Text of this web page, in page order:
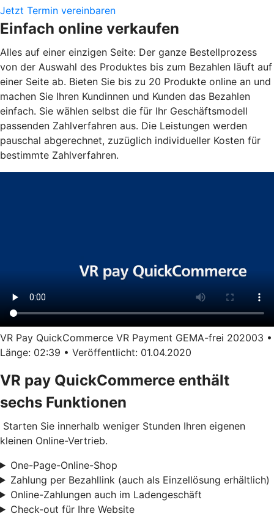
Jetzt Termin vereinbaren
Einfach online verkaufen
Alles auf einer einzigen Seite: Der ganze Bestellprozess
von der Auswahl des Produktes bis zum Bezahlen läuft auf
einer Seite ab. Bieten Sie bis zu 20 Produkte online an und
machen Sie Ihren Kundinnen und Kunden das Bezahlen
einfach. Sie wählen selbst die für Ihr Geschäftsmodell
passenden Zahlverfahren aus. Die Leistungen werden
pauschal abgerechnet, zuzüglich individueller Kosten für
bestimmte Zahlverfahren.
VR Pay QuickCommerce VR Payment GEMA-frei 202003 •
Länge: 02:39 • Veröffentlicht: 01.04.2020
VR pay QuickCommerce enthält
sechs Funktionen
Starten Sie innerhalb weniger Stunden Ihren eigenen
kleinen Online-Vertrieb.
One-Page-Online-Shop
Zahlung per Bezahllink (auch als Einzellösung erhältlich)
Online-Zahlungen auch im Ladengeschäft
Check-out für Ihre Website